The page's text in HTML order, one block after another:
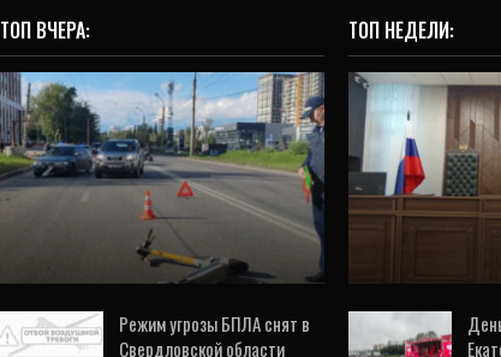
ТОП ВЧЕРА:
ОБЩЕСТВО
В Екатеринбурге
автомобиль насмерть
сбил самокатчика (ФОТО)
5 Авг, 2026
Режим угрозы БПЛА снят в
Свердловской области
ТОП НЕДЕЛИ:
«Третий
добиться
Игоря